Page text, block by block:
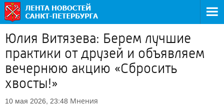
Юлия Витязева: Берем лучшие
практики от друзей и объявляем
вечернюю акцию «Сбросить
хвосты!»
10 мая 2026, 23:48 Мнения